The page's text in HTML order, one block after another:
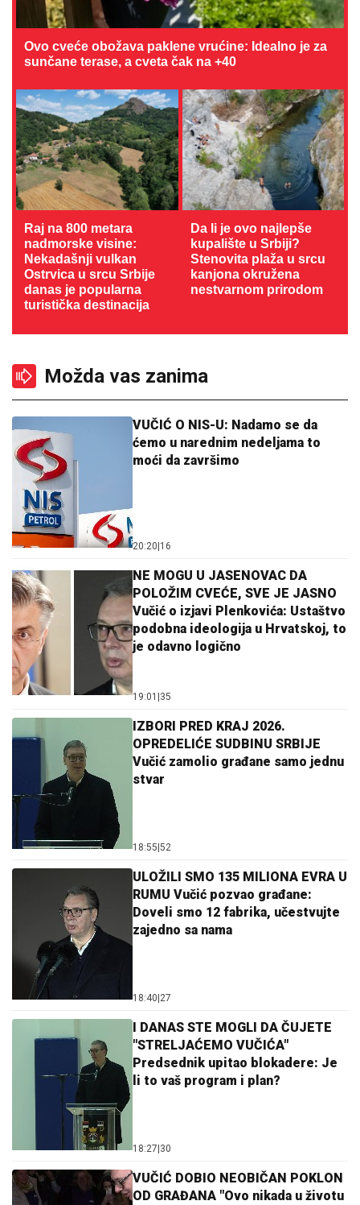
Ovo cveće obožava paklene vrućine: Idealno je za
sunčane terase, a cveta čak na +40
Raj na 800 metara
nadmorske visine:
Nekadašnji vulkan
Ostrvica u srcu Srbije
danas je popularna
turistička destinacija
Da li je ovo najlepše
kupalište u Srbiji?
Stenovita plaža u srcu
kanjona okružena
nestvarnom prirodom
Možda vas zanima
VUČIĆ O NIS-U: Nadamo se da
ćemo u narednim nedeljama to
moći da završimo
20:20 16
NE MOGU U JASENOVAC DA
POLOŽIM CVEĆE, SVE JE JASNO
Vučić o izjavi Plenkovića: Ustaštvo
podobna ideologija u Hrvatskoj, to
je odavno logično
19:01 35
IZBORI PRED KRAJ 2026.
OPREDELIĆE SUDBINU SRBIJE
Vučić zamolio građane samo jednu
stvar
18:55 52
ULOŽILI SMO 135 MILIONA EVRA U
RUMU Vučić pozvao građane:
Doveli smo 12 fabrika, učestvujte
zajedno sa nama
18:40 27
I DANAS STE MOGLI DA ČUJETE
"STRELJAĆEMO VUČIĆA"
Predsednik upitao blokadere: Je
li to vaš program i plan?
18:27 30
VUČIĆ DOBIO NEOBIČAN POKLON
OD GRAĐANA "Ovo nikada u životu